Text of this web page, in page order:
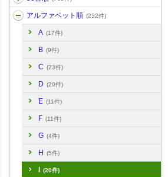
アルファベット順 (232件)
A (17件)
B (9件)
C (23件)
D (20件)
E (11件)
F (11件)
G (4件)
H (5件)
(20件)